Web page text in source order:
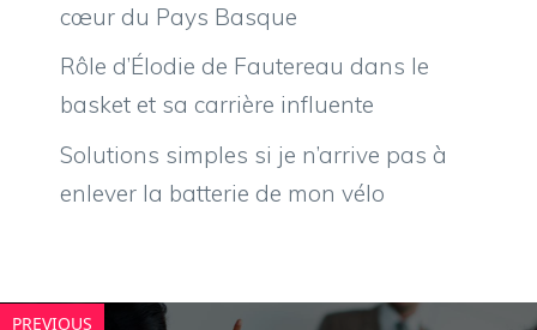
cœur du Pays Basque
Rôle d’Élodie de Fautereau dans le
basket et sa carrière influente
Solutions simples si je n’arrive pas à
enlever la batterie de mon vélo
PREVIOUS